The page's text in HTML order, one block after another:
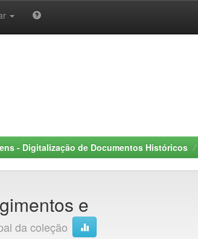
- Digitalização de Documentos Históricos
e
da coleção